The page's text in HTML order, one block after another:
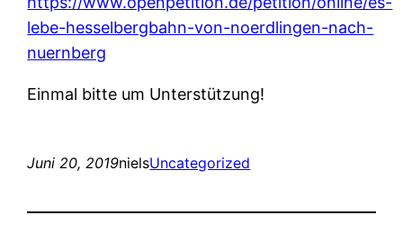
lebe-hesselbergbahn-von-noerdlingen-nach-
nuernberg
Einmal bitte um Unterstützung!
Juni 20, 2019nielsUncategorized